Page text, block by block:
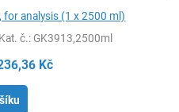
for analysis (1 x 2500 ml)
Kat. č.: GK3913,2500ml
Kč